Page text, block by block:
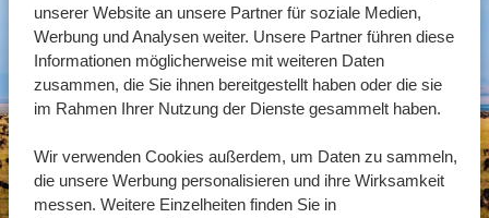
unserer Website an unsere Partner für soziale Medien,
Werbung und Analysen weiter. Unsere Partner führen diese
Informationen möglicherweise mit weiteren Daten
zusammen, die Sie ihnen bereitgestellt haben oder die sie
im Rahmen Ihrer Nutzung der Dienste gesammelt haben.
Wir verwenden Cookies außerdem, um Daten zu sammeln,
die unsere Werbung personalisieren und ihre Wirksamkeit
messen. Weitere Einzelheiten finden Sie in